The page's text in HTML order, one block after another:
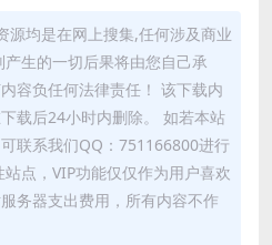
源均是在网上搜集,任何涉及商业
生的一切后果将由您自己承
容负任何法律责任！ 该下载内
载后24小时内删除。 如若本站
联系我们QQ：751166800进行
点，VIP功能仅仅作为用户喜欢
务器支出费用，所有内容不作